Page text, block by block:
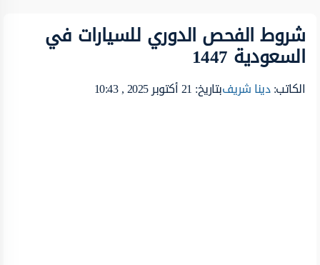
شروط الفحص الدوري للسيارات في
السعودية 1447
الكاتب:دينا شريفبتاريخ: 21 أكتوبر 2025 , 10:43